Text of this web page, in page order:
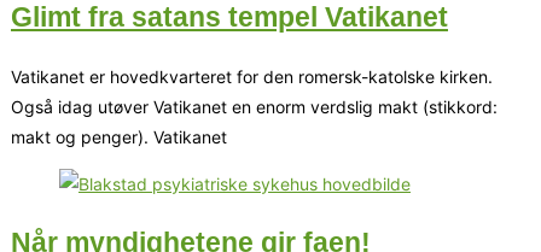
Glimt fra satans tempel Vatikanet
Vatikanet er hovedkvarteret for den romersk-katolske kirken.
Også idag utøver Vatikanet en enorm verdslig makt (stikkord:
makt og penger). Vatikanet
Når myndighetene gir faen!